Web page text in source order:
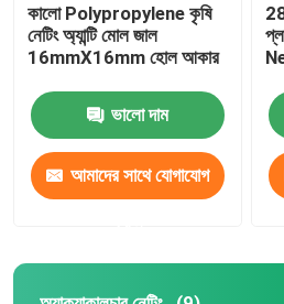
কালো Polypropylene কৃষি
নেটিং অ্যান্টি মোল জাল
16mmX16mm হোল আকার
ভালো দাম
আমাদের সাথে যোগাযোগ